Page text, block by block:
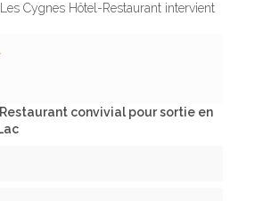
Cygnes Hôtel-Restaurant intervient
convivial pour sortie en